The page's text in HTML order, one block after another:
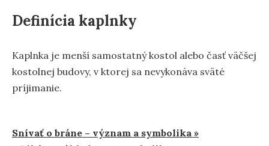
Definícia kaplnky
Kaplnka je menší samostatný kostol alebo časť väčšej
kostolnej budovy, v ktorej sa nevykonáva sväté
príjimanie.
Navigácia
Snívať o bráne – význam a symbolika »